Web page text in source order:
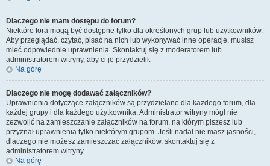
Dlaczego nie mam dostępu do forum?
Niektóre fora mogą być dostępne tylko dla określonych grup lub użytkowników.
Aby przeglądać, czytać, pisać na nich lub wykonywać inne operacje, musisz
mieć odpowiednie uprawnienia. Skontaktuj się z moderatorem lub
administratorem witryny, aby ci je przydzielił.
Na górę
Dlaczego nie mogę dodawać załączników?
Uprawnienia dotyczące załączników są przydzielane dla każdego forum, dla
każdej grupy i dla każdego użytkownika. Administrator witryny mógł nie
zezwolić na zamieszczanie załączników na forum, na którym piszesz lub
przyznał uprawnienia tylko niektórym grupom. Jeśli nadal nie masz jasności,
dlaczego nie możesz zamieszczać załączników, skontaktuj się z
administratorem witryny.
Na górę